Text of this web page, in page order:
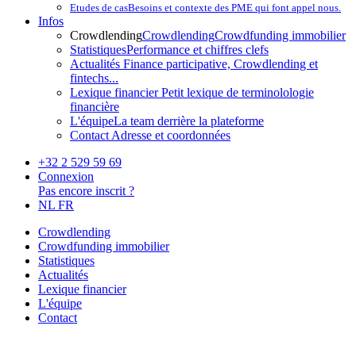
Etudes de casBesoins et contexte des PME qui font appel nous.
Infos
CrowdlendingCrowdlendingCrowdfunding immobilier
StatistiquesPerformance et chiffres clefs
Actualités Finance participative, Crowdlending et
fintechs...
Lexique financierPetit lexique de terminolologie
financière
L'équipeLa team derrière la plateforme
Contact Adresse et coordonnées
+32 2 529 59 69
Connexion
Pas encore inscrit ?
NL FR
Crowdlending
Crowdfunding immobilier
Statistiques
Actualités
Lexique financier
L'équipe
Contact